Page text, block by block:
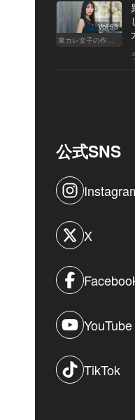
Vol.53
東カレ女子の作り方
公式SNS
X
YouTube
TikTok